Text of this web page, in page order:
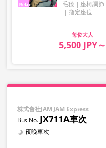
毛毯 座椅調節
指定座位
大人
5,500 JPY～
株式會社JAM JAM Express
JX711A車次
夜晚車次